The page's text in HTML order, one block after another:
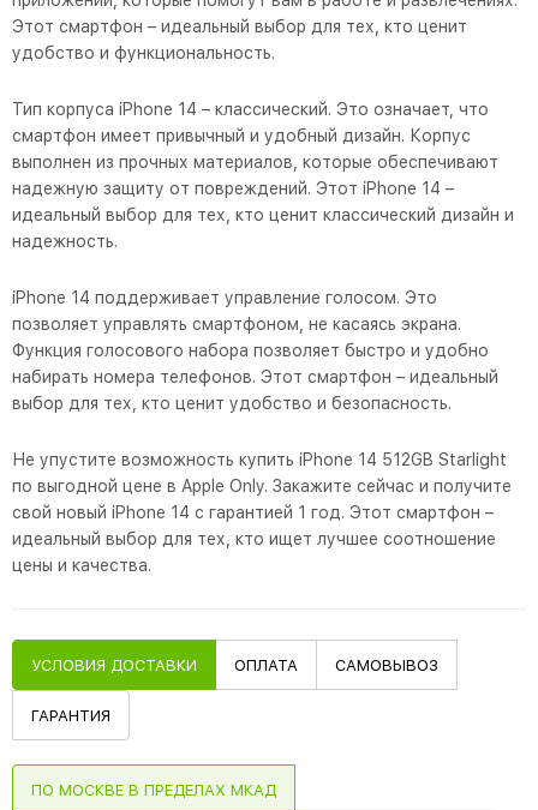
Этот смартфон – идеальный выбор для тех, кто ценит
удобство и функциональность.
Тип корпуса iPhone 14 – классический. Это означает, что
смартфон имеет привычный и удобный дизайн. Корпус
выполнен из прочных материалов, которые обеспечивают
надежную защиту от повреждений. Этот iPhone 14 –
идеальный выбор для тех, кто ценит классический дизайн и
надежность.
iPhone 14 поддерживает управление голосом. Это
позволяет управлять смартфоном, не касаясь экрана.
Функция голосового набора позволяет быстро и удобно
набирать номера телефонов. Этот смартфон – идеальный
выбор для тех, кто ценит удобство и безопасность.
Не упустите возможность купить iPhone 14 512GB Starlight
по выгодной цене в Apple Only. Закажите сейчас и получите
свой новый iPhone 14 с гарантией 1 год. Этот смартфон –
идеальный выбор для тех, кто ищет лучшее соотношение
цены и качества.
УСЛОВИЯ ДОСТАВКИ ОПЛАТА САМОВЫВОЗ
ГАРАНТИЯ
ПО МОСКВЕ В ПРЕДЕЛАХ МКАД